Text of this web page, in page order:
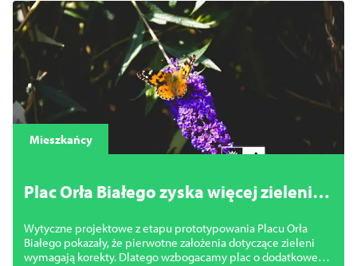
Mieszkańcy
Plac Orła Białego zyska więcej zieleni.
Wytyczne projektowe z etapu prototypowania Placu Orła
Białego pokazały, że pierwotne założenia dotyczące zieleni
wymagają korekty. Dlatego wzbogacamy plac o dodatkowe